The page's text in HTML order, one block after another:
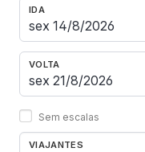
IDA
VOLTA
Sem escalas
VIAJANTES